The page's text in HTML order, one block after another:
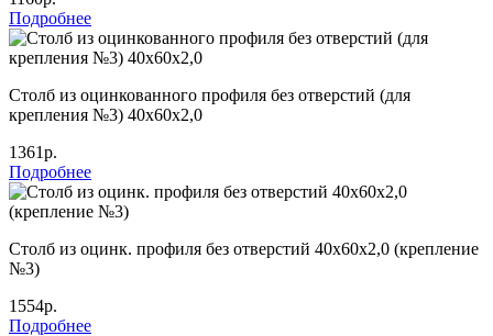
Подробнее
Столб из оцинкованного профиля без отверстий (для
крепления №3) 40х60х2,0
1361р.
Подробнее
Столб из оцинк. профиля без отверстий 40х60х2,0 (крепление
№3)
1554р.
Подробнее